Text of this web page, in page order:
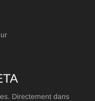
Directement dans